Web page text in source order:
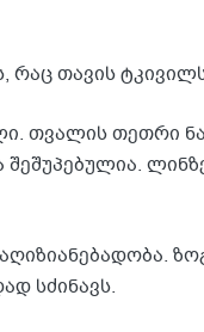
თავის ტკივილს
თვალის თეთრი
სძინავს.